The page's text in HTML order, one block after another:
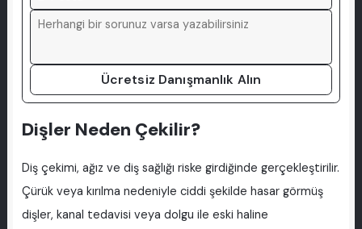
Ücretsiz Danışmanlık Alın
Dişler Neden Çekilir?
Diş çekimi, ağız ve diş sağlığı riske girdiğinde gerçekleştirilir.
Çürük veya kırılma nedeniyle ciddi şekilde hasar görmüş
dişler, kanal tedavisi veya dolgu ile eski haline